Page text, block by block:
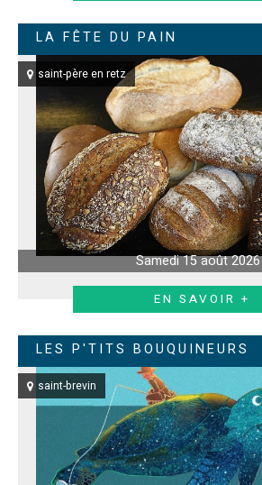
LA FÊTE DU PAIN
saint-père en retz
Samedi 15 août 2026
EN SAVOIR +
LES P'TITS BOUQUINEURS
saint-brevin